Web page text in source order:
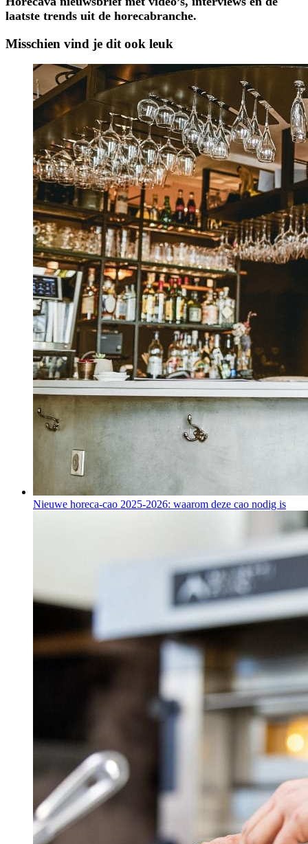
laatste trends uit de horecabranche.
Misschien vind je dit ook leuk
Nieuwe horeca-cao 2025-2026: waarom deze cao nodig is